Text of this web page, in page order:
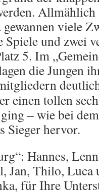
viele
Spiele und zwei
5. Im
die Jungen
einen tollen
– wie bei
Sieger hervor.
Hannes,
Jan, Thilo, Luca
für Ihre